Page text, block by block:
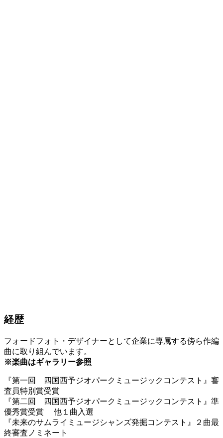
経歴
フォードフォト・デザイナーとして企業に専属する傍ら作編
曲に取り組んでいます。
※楽曲はギャラリー参照
『第一回 四国西予ジオパークミュージックコンテスト』審
査員特別賞受賞
『第二回 四国西予ジオパークミュージックコンテスト』準
優秀賞受賞 他１曲入選
『未来のサムライミュージシャンズ発掘コンテスト』２曲最
終審査ノミネート